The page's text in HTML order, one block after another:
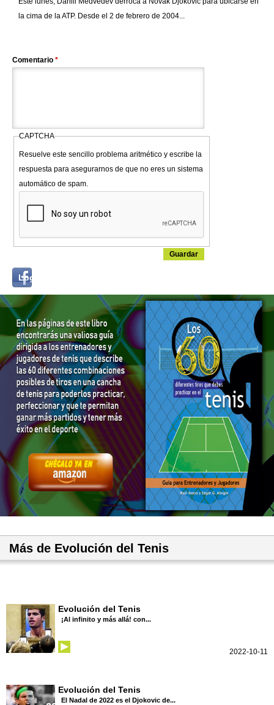
la cima de la ATP. Desde el 2 de febrero de 2004...
Comentario *
CAPTCHA
Resuelve este sencillo problema aritmético y escribe la
respuesta para asegurarnos de que no eres un sistema
automático de spam.
Log in with...
Más de Evolución del Tenis
Evolución del Tenis
¡Al infinito y más allá! con...
2022-10-11
Evolución del Tenis
El Nadal de 2022 es el Djokovic de...